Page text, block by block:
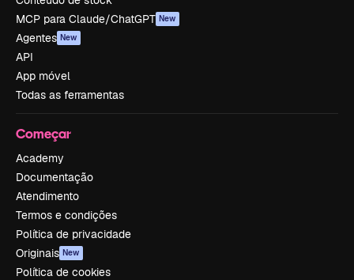
MCP para Claude/ChatGPT New
Agentes New
API
App móvel
Todas as ferramentas
Começar
Academy
Documentação
Atendimento
Termos e condições
Política de privacidade
Originais New
Política de cookies